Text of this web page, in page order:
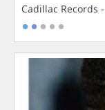
Cadillac Records